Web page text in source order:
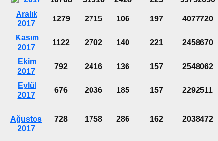
Aralık
2017
1279 2715 106 197 4077720
Kasım
2017
1122 2702 140 221 2458670
Ekim
2017
792 2416 136 157 2548062
Eylül
2017
676 2036 185 157 2292511
Ağustos
2017
728 1758 286 162 2038472